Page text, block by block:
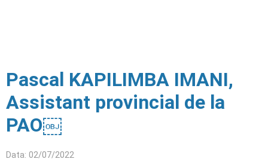
Pascal KAPILIMBA IMANI,
Assistant provincial de la
PAO￼
Data: 02/07/2022